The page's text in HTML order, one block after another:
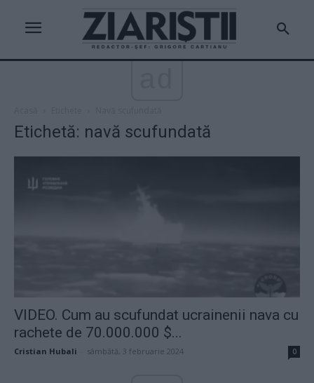
Etichetă: navă scufundată
VIDEO. Cum au scufundat ucrainenii nava cu
rachete de 70.000.000 $...
Cristian Hubali sâmbătă, 3 februarie 2024 0